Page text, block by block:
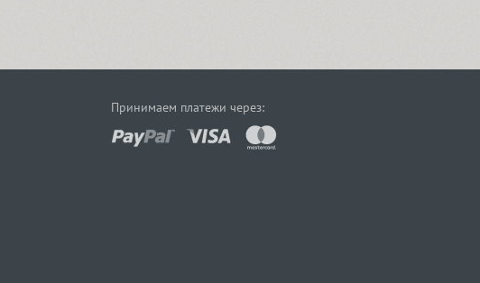
Принимаем платежи через: